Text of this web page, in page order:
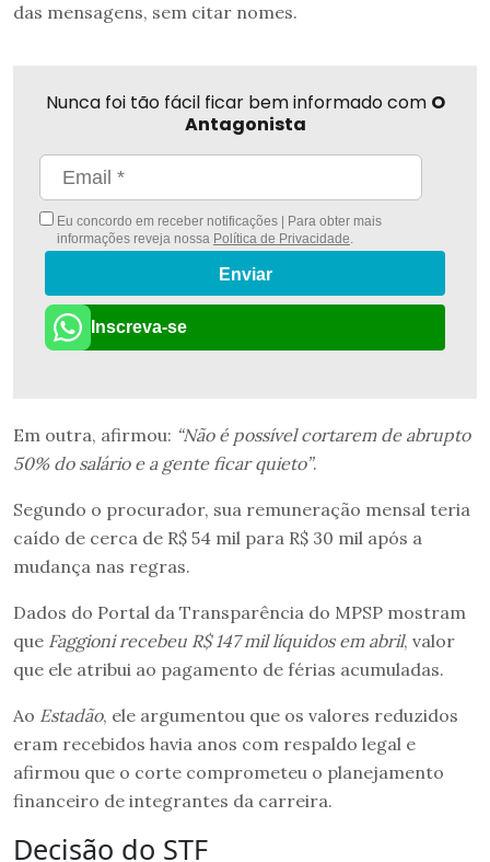
das mensagens, sem citar nomes.
Nunca foi tão fácil ficar bem informado com O
Antagonista
Eu concordo em receber notificações | Para obter mais
informações reveja nossa Política de Privacidade.
Enviar
Inscreva-se
Em outra, afirmou: “Não é possível cortarem de abrupto
50% do salário e a gente ficar quieto”.
Segundo o procurador, sua remuneração mensal teria
caído de cerca de R$ 54 mil para R$ 30 mil após a
mudança nas regras.
Dados do Portal da Transparência do MPSP mostram
que Faggioni recebeu R$ 147 mil líquidos em abril, valor
que ele atribui ao pagamento de férias acumuladas.
Ao Estadão, ele argumentou que os valores reduzidos
eram recebidos havia anos com respaldo legal e
afirmou que o corte comprometeu o planejamento
financeiro de integrantes da carreira.
Decisão do STF